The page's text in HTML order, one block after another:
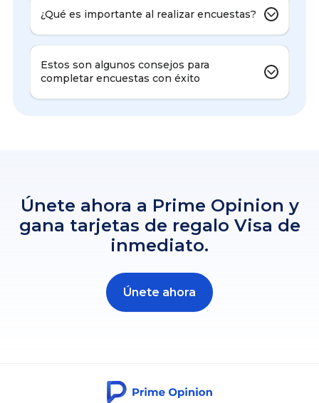
¿Qué es importante al realizar encuestas?
Estos son algunos consejos para
completar encuestas con éxito
Únete ahora a Prime Opinion y
gana tarjetas de regalo Visa de
inmediato.
Únete ahora